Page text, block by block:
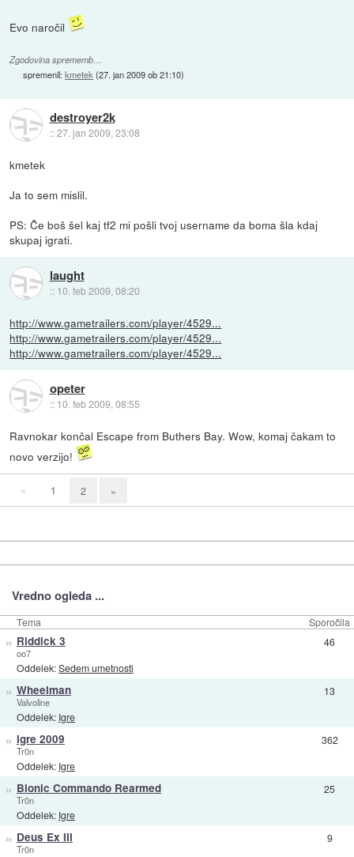
Evo naročil
Zgodovina sprememb…
spremenil:kmetek (27. jan 2009 ob 21:10)
destroyer2k
::27. jan 2009, 23:08
kmetek
Ja to sem mislil.
PS: Če boš šel kaj tf2 mi pošli tvoj username da boma šla kdaj
skupaj igrati.
laught
:: 10. feb 2009, 08:20
http://www.gametrailers.com/player/4529...
http://www.gametrailers.com/player/4529...
http://www.gametrailers.com/player/4529...
opeter
:: 10. feb 2009, 08:55
Ravnokar končal Escape from Buthers Bay. Wow, komaj čakam to
novo verzijo!
« 1 2 »
Vredno ogleda ...
Tema Sporočila
» Riddick 3
oo7
Oddelek:Sedem umetnosti
46
» Wheelman
Valvoline
Oddelek: Igre
13
» Igre 2009
Tr0n
Oddelek: Igre
362
» Bionic Commando Rearmed
Tr0n
Oddelek: Igre
25
» Deus Ex III
Tr0n
9